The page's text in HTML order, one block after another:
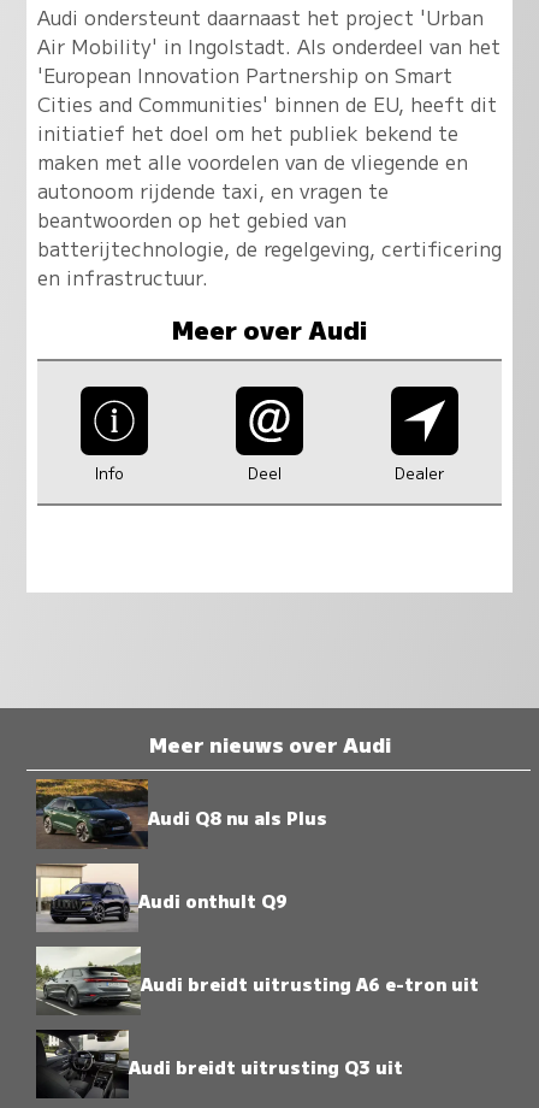
Audi ondersteunt daarnaast het project 'Urban
Air Mobility' in Ingolstadt. Als onderdeel van het
'European Innovation Partnership on Smart
Cities and Communities' binnen de EU, heeft dit
initiatief het doel om het publiek bekend te
maken met alle voordelen van de vliegende en
autonoom rijdende taxi, en vragen te
beantwoorden op het gebied van
batterijtechnologie, de regelgeving, certificering
en infrastructuur.
Meer over Audi
Info Deel Dealer
Meer nieuws over Audi
Audi Q8 nu als Plus
Audi onthult Q9
Audi breidt uitrusting A6 e-tron uit
Audi breidt uitrusting Q3 uit